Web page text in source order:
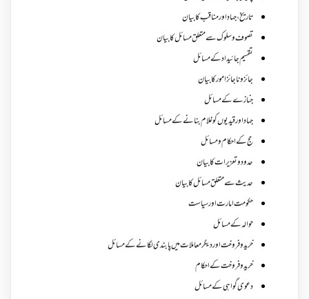
تاریخ،جہاد اور مناقب کا بیان
تصوف و سلوک سے متعلق مسائل کا بیان
تقسیم جائیداد کے مسائل
جائز و ناجائزامور کا بیان
جنازے کےمسائل
جہاد اور قیدیوں کو غلام بنانے کے مسائل
حج کے احکام ومسائل
حدود و تعزیرات کا بیان
حدیث سے متعلق مسائل کا بیان
حکومت امارت اور سیاست
حوالہ کے مسائل
خرید و فروخت اور دیگر معاملات میں پابندی لگانے کے مسائل
خرید و فروخت کے احکام
دعوی گواہی کے مسائل